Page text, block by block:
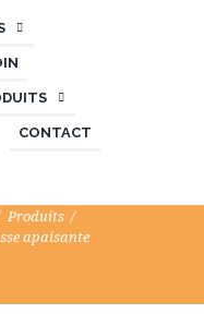
CONTACT
Produits
apaisante